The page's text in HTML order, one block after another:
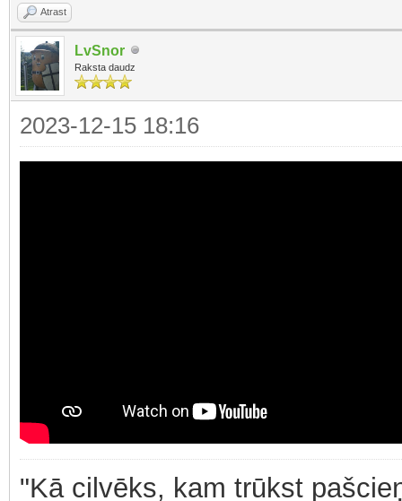
Atrast
LvSnor
Raksta daudz
2023-12-15 18:16
"Kā cilvēks, kam trūkst